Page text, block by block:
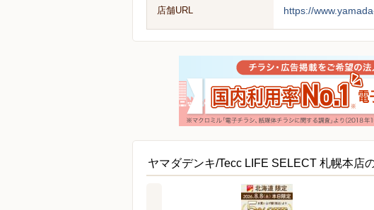
店舗URL https://
ヤマダデンキ/Tecc LIFE SELECT 札幌本店